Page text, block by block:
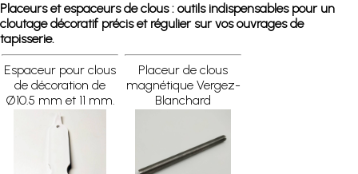
Placeurs et espaceurs de clous : outils indispensables pour un
cloutage décoratif précis et régulier sur vos ouvrages de
tapisserie.
Espaceur pour clous
de décoration de
Ø10.5 mm et 11 mm.
Placeur de clous
magnétique Vergez-
Blanchard